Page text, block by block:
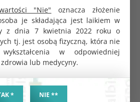
"Nie" oznacza złożenie
je składająca jest laikiem w
z dnia 7 kwietnia 2022 roku o
tj. jest osobą fizyczną, która nie
w odpowiedniej
lub medycyny.
* NIE **
skórny 35 zszywek Ø0,58 mm jednorazowy
ogólnej, ginekologicznej czy
kontakcie z krwią tworzy żel,
i jest w pełni resorbowalna.
do jednorazowego użycia w
minimalizując ryzyko infekcji.